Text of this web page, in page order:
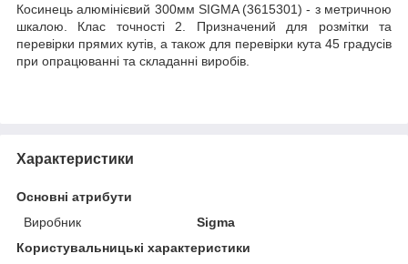
Косинець алюмінієвий 300мм SIGMA (3615301) - з метричною
шкалою. Клас точності 2. Призначений для розмітки та
перевірки прямих кутів, а також для перевірки кута 45 градусів
при опрацюванні та складанні виробів.
Характеристики
Основні атрибути
Виробник
Sigma
Користувальницькі характеристики